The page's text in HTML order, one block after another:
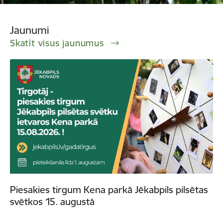
Jaunumi
Skatīt visus jaunumus
Piesakies tirgum Kena parkā Jēkabpils pilsētas
svētkos 15. augustā